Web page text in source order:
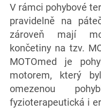
V rámci pohybové
pravidelně na
zároveň mají
končetiny na tzv.
MOTOmed je
motorem, který
omezenou
fyzioterapeutická i